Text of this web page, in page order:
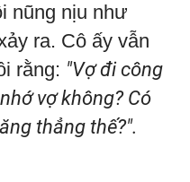
nũng nịu như
ra. Cô ấy vẫn
rằng: "Vợ đi công
vợ không? Có
thẳng thế?".